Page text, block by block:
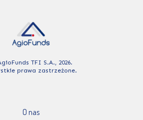
TFI S.A., 2026.
prawa zastrzeżone.
O nas